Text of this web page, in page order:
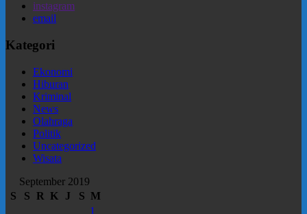
instagram
email
Kategori
Ekonomi
Hiburan
Kriminal
News
Olahraga
Politik
Uncategorized
Wisata
September 2019
S
S R K J S M
1